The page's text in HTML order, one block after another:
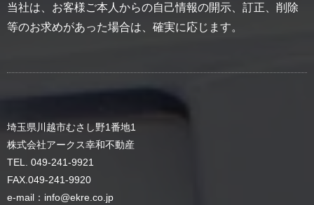
当社は、お客様ご本人からの自己情報の開示、訂正、削除
等のお求めがあった場合は、確実に応じます。
埼玉県川越市むさし野1番地1
株式会社アークス幸和不動産
TEL. 049-241-9921
FAX.049-241-9920
e-mail：info@ekre.co.jp